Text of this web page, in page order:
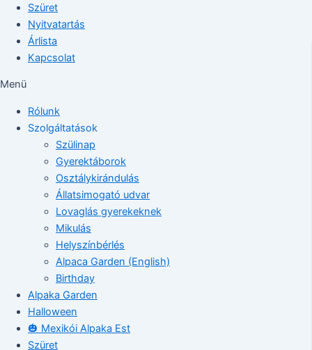
Szüret
Nyitvatartás
Árlista
Kapcsolat
Menü
Rólunk
Szolgáltatások
Szülinap
Gyerektáborok
Osztálykirándulás
Állatsimogató udvar
Lovaglás gyerekeknek
Mikulás
Helyszínbérlés
Alpaca Garden (English)
Birthday
Alpaka Garden
Halloween
🎃 Mexikói Alpaka Est
Szüret